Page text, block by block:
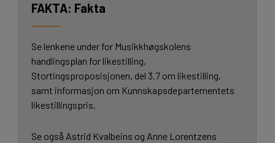
Fakta
Se lenkene under for Musikkhøgskolens
handlingsplan for likestilling,
Stortingsproposisjonen, del 3.7 om likestilling,
samt informasjon om Kunnskapsdepartementets
likestillingspris.
Se også Astrid Kvalbeins og Anne Lorentzens